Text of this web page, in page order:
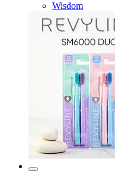
Wisdom